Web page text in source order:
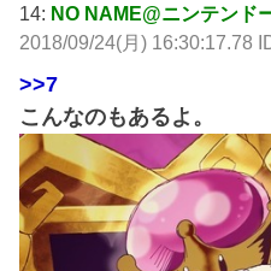
14: NO NAME@ニンテンド
2018/09/24(月) 16:30:17.78
>>7
こんなのもあるよ。